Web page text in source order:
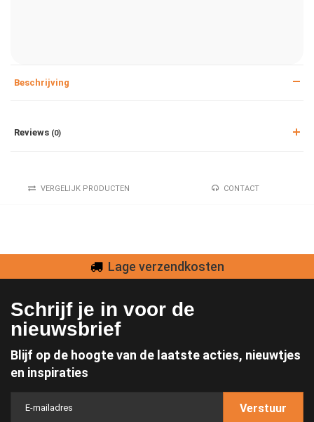
Beschrijving
Reviews (0)
VERGELIJK PRODUCTEN CONTACT
Lage verzendkosten
Schrijf je in voor de
nieuwsbrief
Blijf op de hoogte van de laatste acties, nieuwtjes
en inspiraties
Verstuur